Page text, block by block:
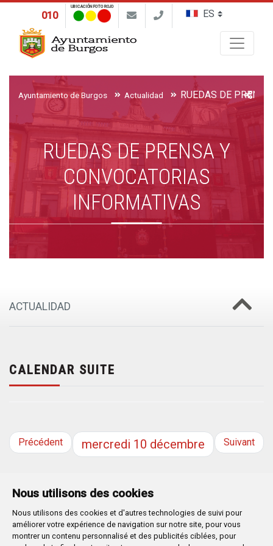
Nous utilisons des cookies
Nous utilisons des cookies et d'autres technologies de suivi pour
améliorer votre expérience de navigation sur notre site, pour vous
montrer un contenu personnalisé et des publicités ciblées, pour
010
UBICACIÓN FOTO ROJO
Ayuntamiento de Burgos Actualidad
RUEDAS DE PRENSA Y
CONVOCATORIAS
INFORMATIVAS
ACTUALIDAD
CALENDAR SUITE
Précédent mercredi 10 décembre Suivant
Plaza Mayor 1- 09071BURGOS
947 288 800 CIF: P-0906100-C